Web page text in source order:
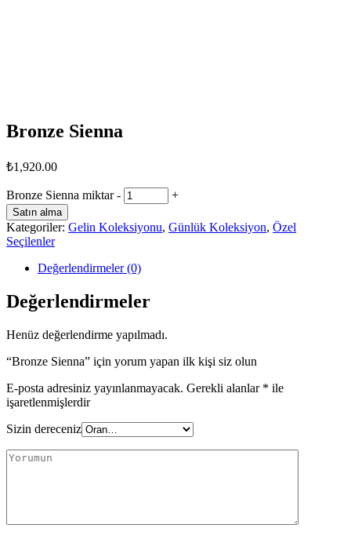
Bronze Sienna
₺1,920.00
Bronze Sienna miktar - +
Satın alma
Kategoriler: Gelin Koleksiyonu, Günlük Koleksiyon, Özel
Seçilenler
Değerlendirmeler (0)
Değerlendirmeler
Henüz değerlendirme yapılmadı.
“Bronze Sienna” için yorum yapan ilk kişi siz olun
E-posta adresiniz yayınlanmayacak. Gerekli alanlar * ile
işaretlenmişlerdir
Sizin dereceniz